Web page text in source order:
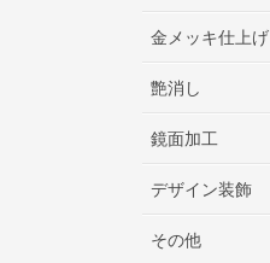
金メッキ仕上げ
艶消し
鏡面加工
デザイン装飾
その他